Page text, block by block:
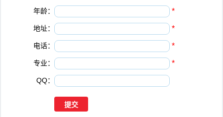
年龄： *
地址： *
电话： *
专业： *
QQ：